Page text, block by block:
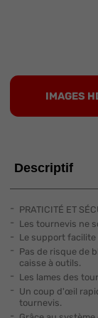
IMAGES
Descriptif
PRATICITÉ ET
Les tournevis ne
Le support
Pas de risque de
caisse à outils.
Les lames des
Un coup d'œil
tournevis.